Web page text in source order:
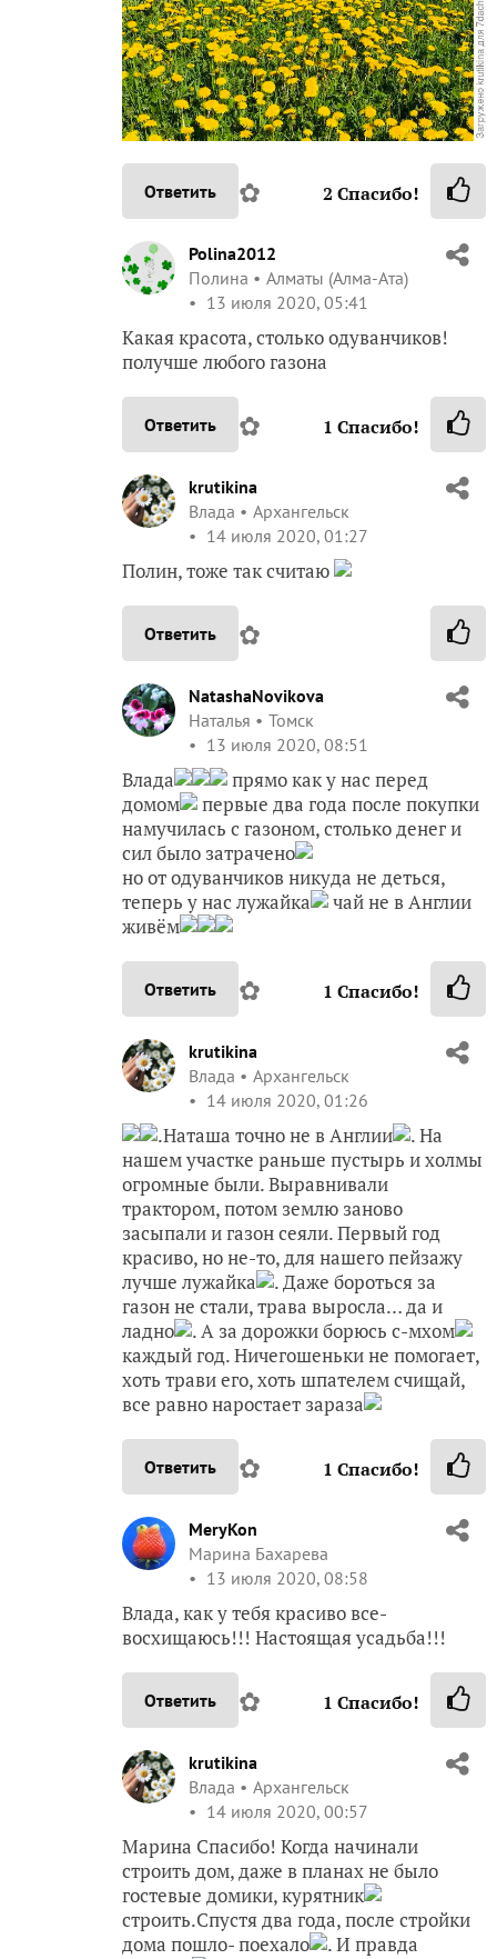
Ответить ✿ 2 Спасибо!
Polina2012
Полина
Алматы (Алма-Ата)
13 июля 2020, 05:41
Какая красота, столько одуванчиков!
получше любого газона
Ответить ✿ 1 Спасибо!
krutikina
Влада
Архангельск
14 июля 2020, 01:27
Полин, тоже так считаю
Ответить ✿
NatashaNovikova
Наталья
Томск
13 июля 2020, 08:51
Влада
прямо как у нас перед
домом
первые два года после покупки
намучилась с газоном, столько денег и
сил было затрачено
но от одуванчиков никуда не деться,
теперь у нас лужайка
чай не в Англии
живём
Ответить ✿ 1 Спасибо!
krutikina
Влада
Архангельск
14 июля 2020, 01:26
.Наташа точно не в Англии
. На
нашем участке раньше пустырь и холмы
огромные были. Выравнивали
трактором, потом землю заново
засыпали и газон сеяли. Первый год
красиво, но не-то, для нашего пейзажу
лучше лужайка
. Даже бороться за
газон не стали, трава выросла… да и
ладно
. А за дорожки борюсь с-мхом
каждый год. Ничегошеньки не помогает,
хоть трави его, хоть шпателем счищай,
все равно наростает зараза
Ответить ✿ 1 Спасибо!
MeryKon
Марина Бахарева
13 июля 2020, 08:58
Влада, как у тебя красиво все-
восхищаюсь!!! Настоящая усадьба!!!
Ответить ✿ 1 Спасибо!
krutikina
Влада
Архангельск
14 июля 2020, 00:57
Марина Спасибо! Когда начинали
строить дом, даже в планах не было
гостевые домики, курятник
строить.Спустя два года, после стройки
дома пошло- поехало
. И правда